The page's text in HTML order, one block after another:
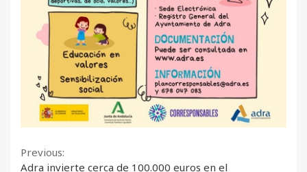
Continue
Previous:
Adra invierte cerca de 100.000 euros en el